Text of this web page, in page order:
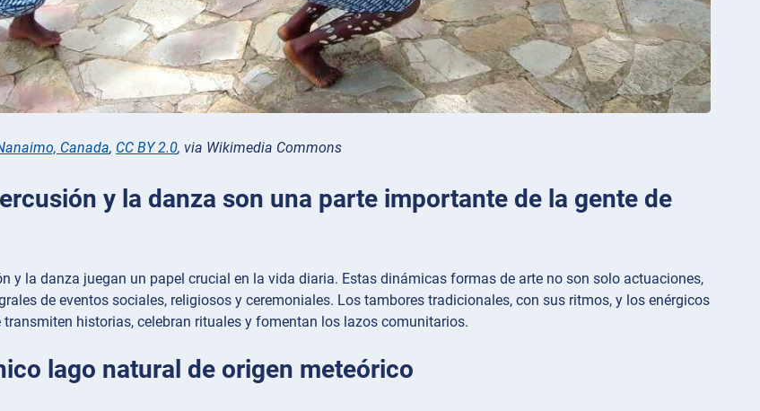
Canada, CC BY 2.0, via Wikimedia Commons
y la danza son una parte importante de la gente de
y la danza juegan un papel crucial en la vida diaria. Estas dinámicas formas de arte no son solo actuaciones,
de eventos sociales, religiosos y ceremoniales. Los tambores tradicionales, con sus ritmos, y los enérgicos
historias, celebran rituales y fomentan los lazos comunitarios.
lago natural de origen meteórico